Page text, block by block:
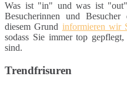
Was ist "in" und was ist
Besucherinnen und
diesem Grund informieren wir
sodass Sie immer top
sind.
Trendfrisuren